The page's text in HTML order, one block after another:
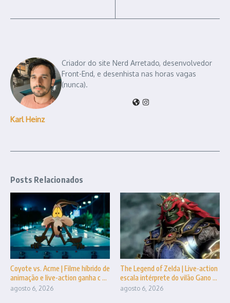
Karl Heinz
Criador do site Nerd Arretado, desenvolvedor
Front-End, e desenhista nas horas vagas
(nunca).
Posts Relacionados
Coyote vs. Acme | Filme híbrido de
animação e live-action ganha c ...
agosto 6, 2026
The Legend of Zelda | Live-action
escala intérprete do vilão Gano ...
agosto 6, 2026